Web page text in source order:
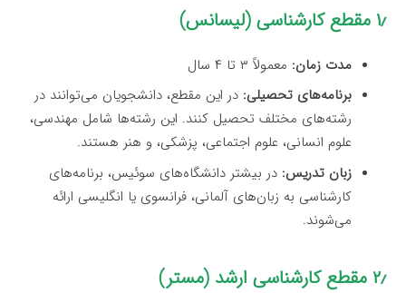
۱٫ مقطع کارشناسی (لیسانس)
مدت زمان: معمولاً ۳ تا ۴ سال
برنامه‌های تحصیلی: در این مقطع، دانشجویان می‌توانند در
رشته‌های مختلف تحصیل کنند. این رشته‌ها شامل مهندسی،
علوم انسانی، علوم اجتماعی، پزشکی، و هنر هستند.
زبان تدریس: در بیشتر دانشگاه‌های سوئیس، برنامه‌های
کارشناسی به زبان‌های آلمانی، فرانسوی یا انگلیسی ارائه
می‌شوند.
۲٫ مقطع کارشناسی ارشد (مستر)